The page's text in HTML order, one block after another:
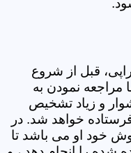
قبل از شروع
مراجعه نمودن به
و زیاد تشخیص
خواهد شد. در
خود او می باشد تا